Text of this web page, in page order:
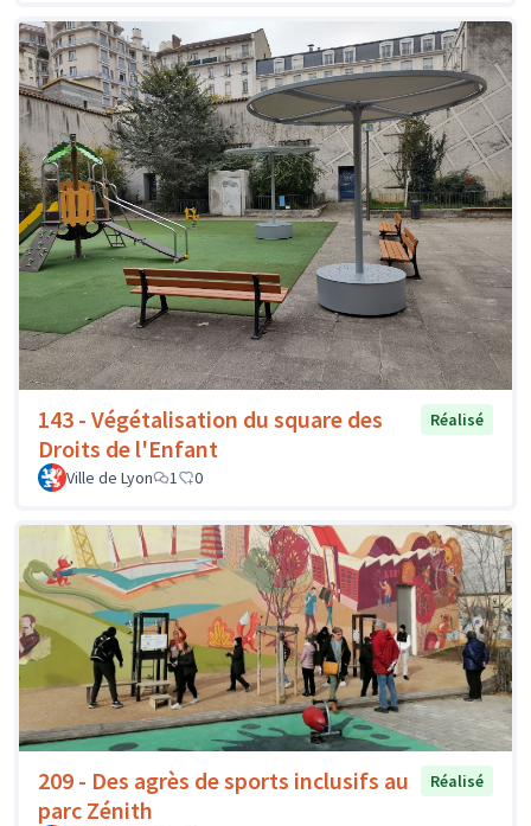
143 - Végétalisation du square des
Droits de l'Enfant
Réalisé
Ville de Lyon 1 0
209 - Des agrès de sports inclusifs au
parc Zénith
Réalisé